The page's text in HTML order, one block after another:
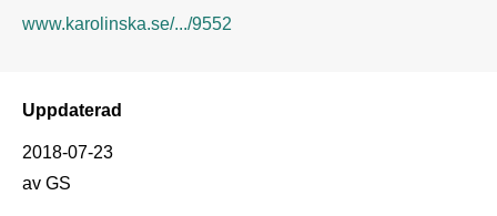
www.karolinska.se/.../9552
Uppdaterad
2018-07-23
av GS